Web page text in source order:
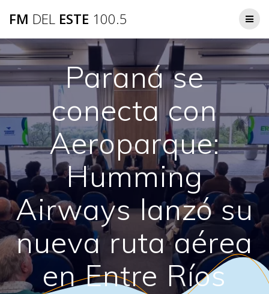
FM DEL ESTE 100.5
Paraná se
conecta con
Aeroparque:
Humming
Airways lanzó su
nueva ruta aérea
en Entre Ríos